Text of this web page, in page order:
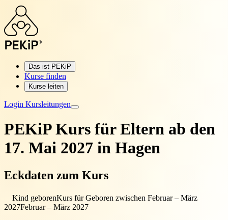
Das ist PEKiP
Kurse finden
Kurse leiten
Login Kursleitungen
PEKiP Kurs für Eltern ab den
17. Mai 2027 in Hagen
Eckdaten zum Kurs
Kind geborenKurs für Geboren zwischen Februar – März
2027Februar – März 2027